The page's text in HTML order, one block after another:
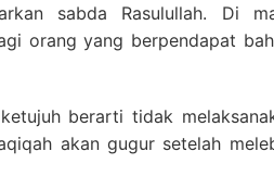
sabda Rasulullah. Di
orang yang berpendapat
berarti tidak
akan gugur setelah